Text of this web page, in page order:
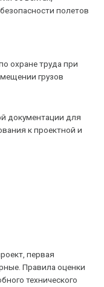
полетов
охране труда при
грузов
документации для
к проектной и
первая
Правила оценки
технического